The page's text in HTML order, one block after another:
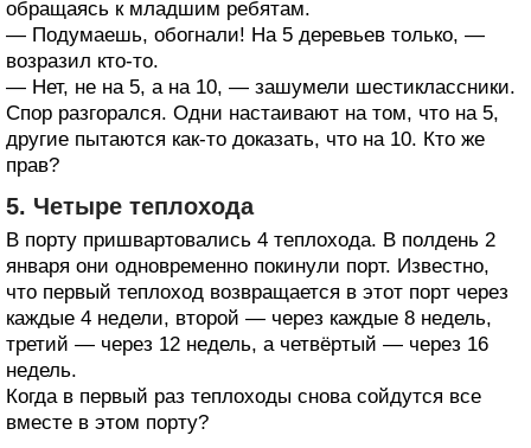
обращаясь к младшим ребятам.
— Подумаешь, обогнали! На 5 деревьев только, —
возразил кто-то.
— Нет, не на 5, а на 10, — зашумели шестиклассники.
Спор разгорался. Одни настаивают на том, что на 5,
другие пытаются как-то доказать, что на 10. Кто же
прав?
5. Четыре теплохода
В порту пришвартовались 4 теплохода. В полдень 2
января они одновременно покинули порт. Известно,
что первый теплоход возвращается в этот порт через
каждые 4 недели, второй — через каждые 8 недель,
третий — через 12 недель, а четвёртый — через 16
недель.
Когда в первый раз теплоходы снова сойдутся все
вместе в этом порту?